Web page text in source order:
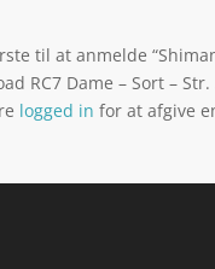
til at anmelde
RC7 Dame – Sort – Str.
logged in for at afgive